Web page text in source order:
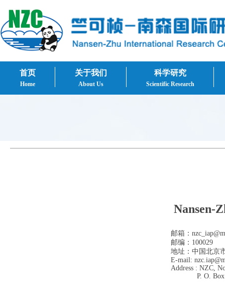
首页
Home
关于我们
About Us
科学研究
Scientific Research
Nansen-
邮箱：
邮编：100029
地址：中国北京
E-mail:
Address : NZC,
P. O. Box